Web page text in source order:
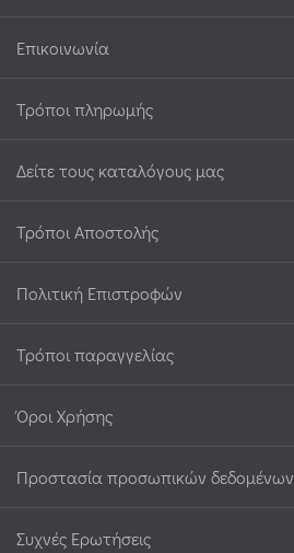
Επικοινωνία
Τρόποι πληρωμής
Δείτε τους καταλόγους μας
Τρόποι Αποστολής
Πολιτική Επιστροφών
Τρόποι παραγγελίας
Όροι Χρήσης
Προστασία προσωπικών δεδομένων
Συχνές Ερωτήσεις